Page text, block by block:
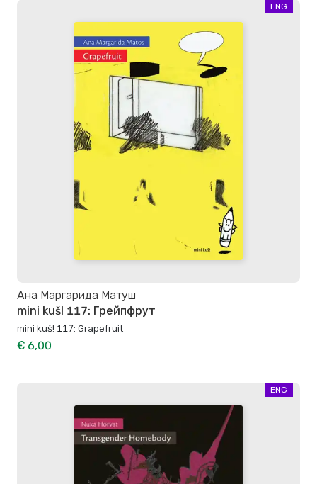
ENG
Ана Маргарида Матуш
mini kuš! 117: Грейпфрут
mini kuš! 117: Grapefruit
€ 6,00
ENG